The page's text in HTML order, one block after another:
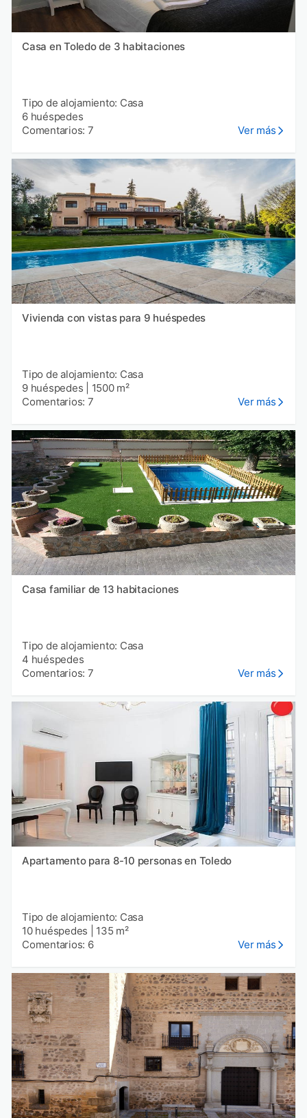
Casa en Toledo de 3 habitaciones
Tipo de alojamiento: Casa
6 huéspedes
Comentarios: 7
Ver más
Vivienda con vistas para 9 huéspedes
Tipo de alojamiento: Casa
9 huéspedes
1500 m²
Comentarios: 7
Ver más
Casa familiar de 13 habitaciones
Tipo de alojamiento: Casa
4 huéspedes
Comentarios: 7
Ver más
Apartamento para 8-10 personas en Toledo
Tipo de alojamiento: Casa
10 huéspedes
135 m²
Comentarios: 6
Ver más